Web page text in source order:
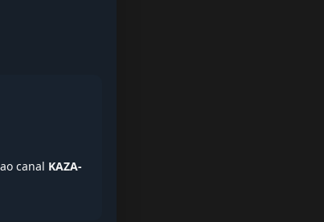
canal KAZA-